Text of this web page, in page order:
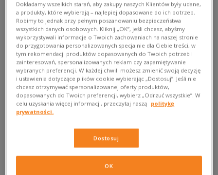
Akcja? Impregnacja!
Niezależnie od tego, czy dopiero wróciłeś ze sklepu z nową
parą kicksów, czy jesteś właśnie na etapie odświeżania
ulubionych butów – nie pomijaj impregnacji. Czego będziesz
do niej potrzebował? Oczywiście impregnatu. W Sizeer
znajdziesz ten od marki Empire – jakDirty Blocker
również spryskać inne przedmioty, aby zachowały dłuższą
Dokładamy wszelkich starań, aby zakupy naszych Klientów były udane,
a produkty, które wybierają – najlepiej dopasowane do ich potrzeb.
Robimy to jednak przy pełnym poszanowaniu bezpieczeństwa
wszystkich danych osobowych. Kliknij „OK”, jeśli chcesz, abyśmy
wykorzystywali informacje o Twoich zachowaniach na naszej stronie
do przygotowania personalizowanych specjalnie dla Ciebie treści, w
tym rekomendacji produktów dopasowanych do Twoich potrzeb i
zainteresowań, spersonalizowanych reklam czy zapamiętywanie
wybranych preferencji. W każdej chwili możesz zmienić swoją decyzję
i ustawienia dotyczące plików cookie wybierając „Dostosuj”. Jeśli nie
chcesz otrzymywać spersonalizowanej oferty produktów,
dopasowanych do Twoich preferencji, wybierz „Odrzuć wszystkie”. W
celu uzyskania więcej informacji, przeczytaj naszą politykę
prywatności.
Dostosuj
OK